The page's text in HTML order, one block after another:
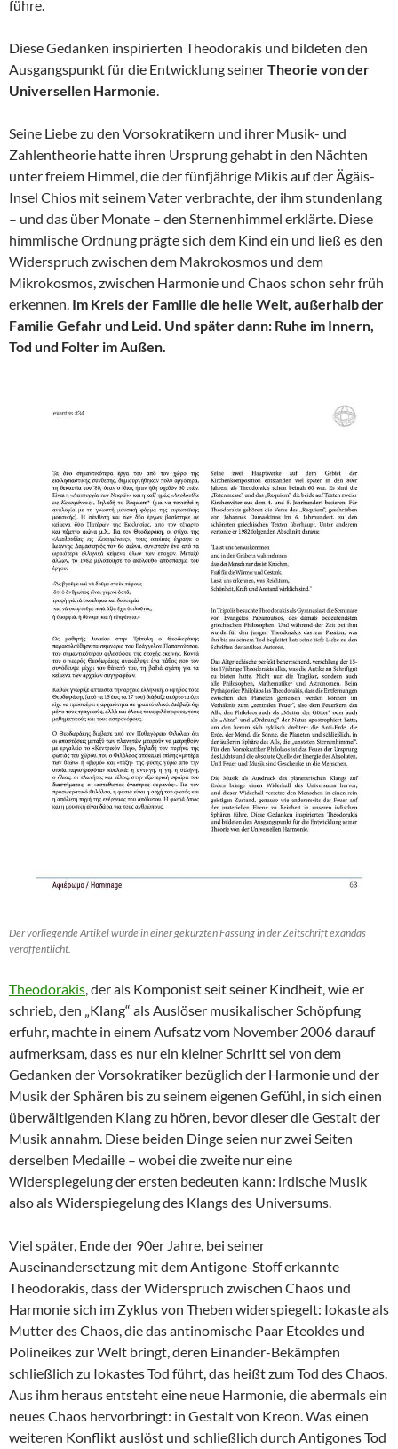
führe.
Diese Gedanken inspirierten Theodorakis und bildeten den
Ausgangspunkt für die Entwicklung seinerTheorie von der
Universellen Harmonie.
Seine Liebe zu den Vorsokratikern und ihrer Musik- und
Zahlentheorie hatte ihren Ursprung gehabt in den Nächten
unter freiem Himmel, die der fünfjährige Mikis auf der Ägäis-
Insel Chios mit seinem Vater verbrachte, der ihm stundenlang
– und das über Monate – den Sternenhimmel erklärte. Diese
himmlische Ordnung prägte sich dem Kind ein und ließ es den
Widerspruch zwischen dem Makrokosmos und dem
Mikrokosmos, zwischen Harmonie und Chaos schon sehr früh
erkennen. Im Kreis der Familie die heile Welt, außerhalb der
Familie Gefahr und Leid. Und später dann: Ruhe im Innern,
Tod und Folter im Außen.
Der vorliegende Artikel wurde in einer gekürzten Fassung in der Zeitschrift exandas
veröffentlicht.
Theodorakis, der als Komponist seit seiner Kindheit, wie er
schrieb, den „Klang“ als Auslöser musikalischer Schöpfung
erfuhr, machte in einem Aufsatz vom November 2006 darauf
aufmerksam, dass es nur ein kleiner Schritt sei von dem
Gedanken der Vorsokratiker bezüglich der Harmonie und der
Musik der Sphären bis zu seinem eigenen Gefühl, in sich einen
überwältigenden Klang zu hören, bevor dieser die Gestalt der
Musik annahm. Diese beiden Dinge seien nur zwei Seiten
derselben Medaille – wobei die zweite nur eine
Widerspiegelung der ersten bedeuten kann: irdische Musik
also als Widerspiegelung des Klangs des Universums.
Viel später, Ende der 90er Jahre, bei seiner
Auseinandersetzung mit dem Antigone-Stoff erkannte
Theodorakis, dass der Widerspruch zwischen Chaos und
Harmonie sich im Zyklus von Theben widerspiegelt: Iokaste als
Mutter des Chaos, die das antinomische Paar Eteokles und
Polineikes zur Welt bringt, deren Einander-Bekämpfen
schließlich zu Iokastes Tod führt, das heißt zum Tod des Chaos.
Aus ihm heraus entsteht eine neue Harmonie, die abermals ein
neues Chaos hervorbringt: in Gestalt von Kreon. Was einen
weiteren Konflikt auslöst und schließlich durch Antigones Tod